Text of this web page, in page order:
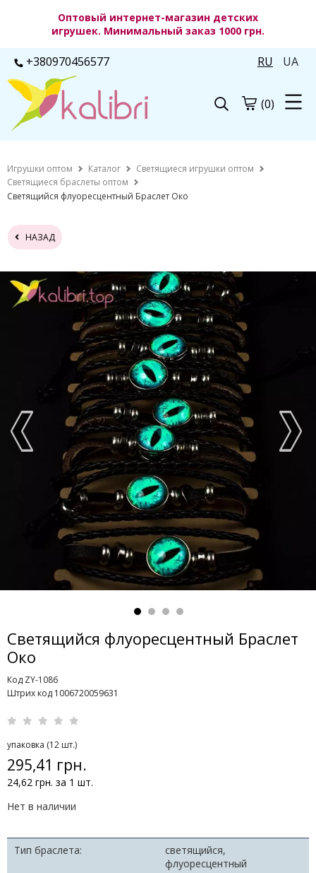
Оптовый интернет-магазин детских
игрушек. Минимальный заказ 1000 грн.
+380970456577 RU UA
(0)
Игрушки оптом Каталог
Светящиеся игрушки оптом
Светящиеся браслеты оптом
Светящийся флуоресцентный Браслет Око
НАЗАД
Светящийся флуоресцентный Браслет
Око
Код ZY-1086
Штрих код 1006720059631
упаковка (12 шт.)
295,41 грн.
24,62 грн. за 1 шт.
Нет в наличии
Тип браслета:
светящийся,
флуоресцентный